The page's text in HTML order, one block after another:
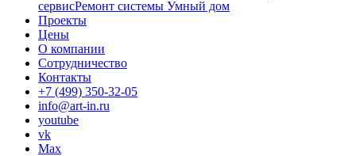
сервисРемонт системы Умный дом
Проекты
Цены
О компании
Сотрудничество
Контакты
+7 (499) 350-32-05
info@art-in.ru
youtube
vk
Max